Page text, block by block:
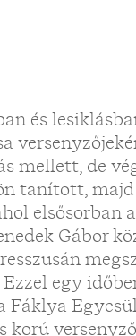
és
mellett, de
tanított,
elsősorban
Gábor
egy
Fáklya
korú